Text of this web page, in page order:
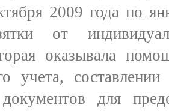
2009 года по
от
оказывала
учета,
для